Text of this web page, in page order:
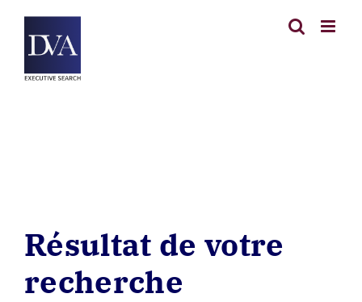
contenu
Résultat de votre
recherche